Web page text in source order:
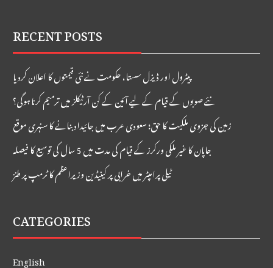
RECENT POSTS
پیٹرول اور ڈیزل سستا، حکومت نے نئی قیمتوں کا اعلان کردیا
نئے صوبوں کے قیام کے لیے آئین کے کن آرٹیکلز میں ترمیم کرنا ہوگی؟
زمین کی جزوی ملکیت کا حق؛ سعودی عرب میں جائیداد بنانے کا سنہری موقع
جاپان کا غیر ملکی ورکرز کے قیام کی مدت میں 5 سال کی توسیع کا فیصلہ
ٹیلی پرامپٹر میں خرابی پر کینیڈین وزیراعظم کا ٹرمپ پر طنز
CATEGORIES
English